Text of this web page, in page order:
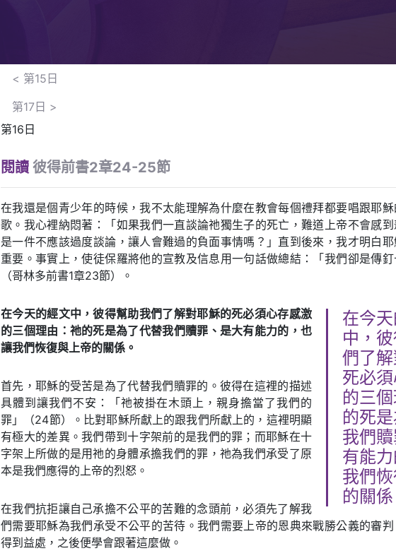
< 第15日
第17日 >
第16日
閱讀 彼得前書2章24-25節
在我還是個青少年的時候，我不太能理解為什麼在教會每個禮拜都要唱跟耶
歌。我心裡納悶著：「如果我們一直談論祂獨生子的死亡，難道上帝不會感
是一件不應該過度談論，讓人會難過的負面事情嗎？」直到後來，我才明白
重要。事實上，使徒保羅將他的宣教及信息用一句話做總結：「我們卻是傳
（哥林多前書1章23節）。
在今
中，
們了
死必
的三
的死
我們
有能
我們
的關
在今天的經文中，彼得幫助我們了解對耶穌的死必須心存感激
的三個理由：祂的死是為了代替我們贖罪、是大有能力的，也
讓我們恢復與上帝的關係。
首先，耶穌的受苦是為了代替我們贖罪的。彼得在這裡的描述
具體到讓我們不安：「祂被掛在木頭上，親身擔當了我們的
罪」（24節）。比對耶穌所獻上的跟我們所獻上的，這裡明顯
有極大的差異。我們帶到十字架前的是我們的罪；而耶穌在十
字架上所做的是用祂的身體承擔我們的罪，祂為我們承受了原
本是我們應得的上帝的烈怒。
在我們抗拒讓自己承擔不公平的苦難的念頭前，必須先了解我
們需要耶穌為我們承受不公平的苦待。我們需要上帝的恩典來戰勝公義的審
得到益處，之後便學會跟著這麼做。